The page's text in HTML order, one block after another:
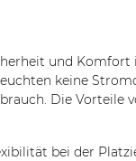
und Komfort
keine
Die Vorteile
bei der